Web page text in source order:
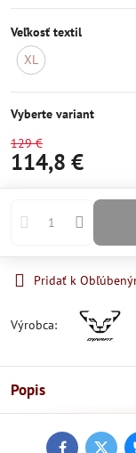
Veľkosť textil
XL
Vyberte variant
129 €
114,8 €
Pridať k
Výrobca:
Popis